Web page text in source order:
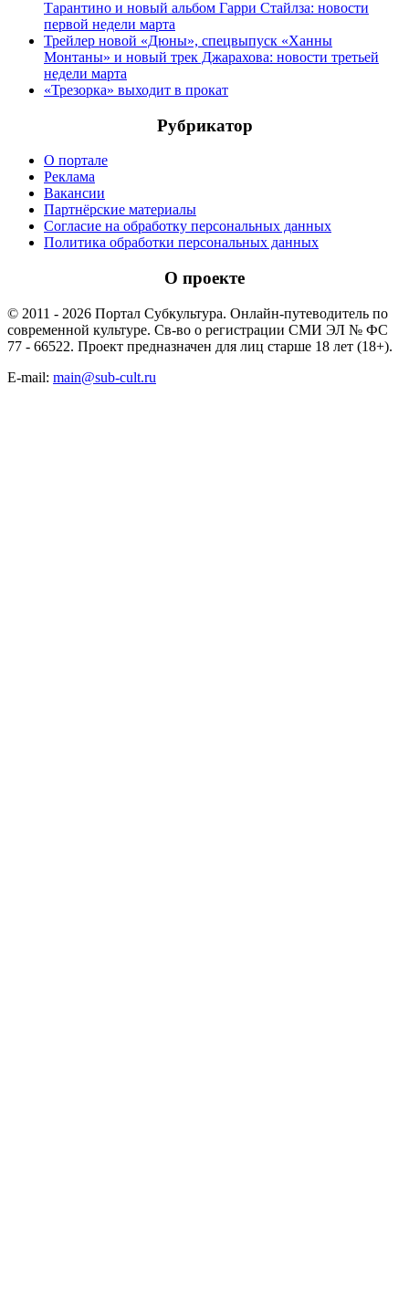
Тарантино и новый альбом Гарри Стайлза: новости
первой недели марта
Трейлер новой «Дюны», спецвыпуск «Ханны
Монтаны» и новый трек Джарахова: новости третьей
недели марта
«Трезорка» выходит в прокат
Рубрикатор
О портале
Реклама
Вакансии
Партнёрские материалы
Согласие на обработку персональных данных
Политика обработки персональных данных
О проекте
© 2011 - 2026 Портал Субкультура. Онлайн-путеводитель по
современной культуре. Св-во о регистрации СМИ ЭЛ № ФС
77 - 66522. Проект предназначен для лиц старше 18 лет (18+).
E-mail: main@sub-cult.ru